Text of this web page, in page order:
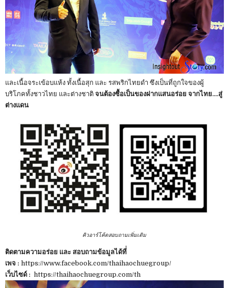
และเนื้อจระเข้อบแห้ง ทั้งเนื้อสุก และ รสพริกไทยดำ ซึงเป็นที่ถูกใจของผู้
บริโภคทั้งชาวไทย และต่างชาติ จนต้องซื้อเป็นของฝากแสนอร่อย จากไทย....สู่
ต่างแดน
คิวอาร์โค้ดสอบถามเพิ่มเติม
ติดตามความอร่อย และ สอบถามข้อมูลได้ที่่
เพจ : https://www.facebook.com/thaihaochuegroup/
เว็บไซด์ : https://thaihaochuegroup.com/th